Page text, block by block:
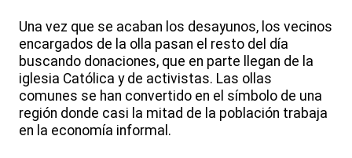
Una vez que se acaban los desayunos, los vecinos
encargados de la olla pasan el resto del día
buscando donaciones, que en parte llegan de la
iglesia Católica y de activistas. Las ollas
comunes se han convertido en el símbolo de una
región donde casi la mitad de la población trabaja
en la economía informal.